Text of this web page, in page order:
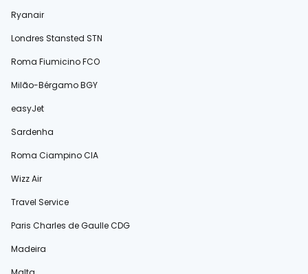
Ryanair
Londres Stansted STN
Roma Fiumicino FCO
Milão-Bérgamo BGY
easyJet
Sardenha
Roma Ciampino CIA
Wizz Air
Travel Service
Paris Charles de Gaulle CDG
Madeira